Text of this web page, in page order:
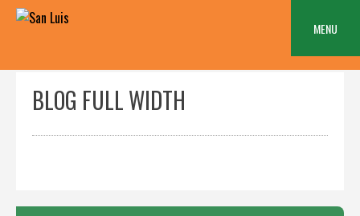
Skip
MENU
BLOG FULL WIDTH